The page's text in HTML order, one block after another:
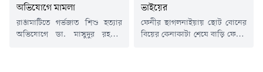
অভিযোগে মামলা
রাঙামাটিতে গর্ভজাত শিশু হত্যার
অভিযোগে ডা. মাসুদুর রহমান
ভাইয়ের
ফেনীর ছাগলনাইয়ায় ছোট বোনের
বিয়ের কেনাকাটা শেষে বাড়ি ফেরার